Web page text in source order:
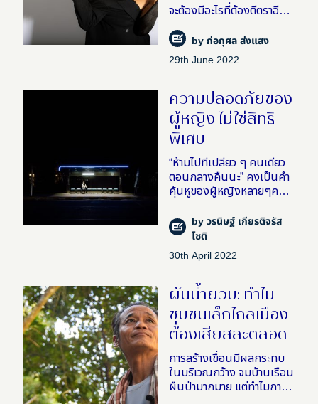
จะต้องมีอะไรที่ต้องตีตราอีก
อีกทีอย่างงั้นหรอ? เรารู้สึก
ว่ามันไม่จำเป็น” พัดชา – ชนุ
ดม สุขสถิตย์ ศิลปิน�
byก่อกุศล ส่งแสง
29th June 2022
ความปลอดภัยของ
ผู้หญิง ไม่ใช่สิทธิ
พิเศษ
“ห้ามไปที่เปลี่ยว ๆ คนเดียว
ตอนกลางคืนนะ” คงเป็นคำ
คุ้นหูของผู้หญิงหลายๆคนที่
ทำไมเราต้องอยู่ด้วยความ
ระแวงล่ะ?! ไม่ว่าใกล้ไกล หรือ
ไม่ใช่ว่ามีแสงไม่มีแสง
byวรนิษฐ์ เกียรติจรัส
โชติ
30th April 2022
ผันน้ำยวม: ทำไม
ชุมชนเล็กไกลเมือง
ต้องเสียสละตลอด
การสร้างเขื่อนมีผลกระทบ
ในบริเวณกว้าง จมบ้านเรือน
ผืนป่ามากมาย แต่ทำไมการ